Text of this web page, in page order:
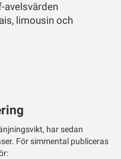
avelsvärden
limousin och
har sedan
För simmental publiceras